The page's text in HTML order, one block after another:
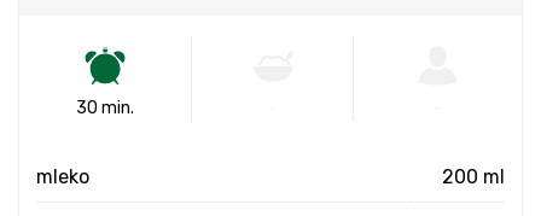
30 min.
mleko 200 ml